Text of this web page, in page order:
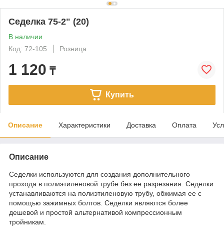
Седелка 75-2" (20)
В наличии
Код: 72-105
Розница
1 120 ₸
Купить
Описание Характеристики Доставка Оплата
Описание
Седелки используются для создания дополнительного
прохода в полиэтиленовой трубе без ее разрезания. Седелки
устанавливаются на полиэтиленовую трубу, обжимая ее с
помощью зажимных болтов. Седелки являются более
дешевой и простой альтернативой компрессионным
тройникам.